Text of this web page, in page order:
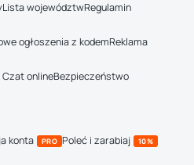
Lista województwRegulamin
ogłoszenia z kodemReklama
onlineBezpieczeństwo
konta PRO Poleć i zarabiaj 10%